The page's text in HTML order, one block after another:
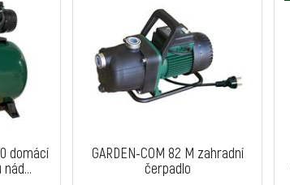
domácí
GARDEN-COM 82 M zahradní
čerpadlo